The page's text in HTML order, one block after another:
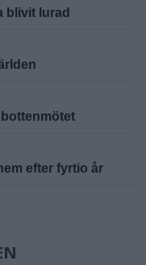
blivit lurad
efter fyrtio år